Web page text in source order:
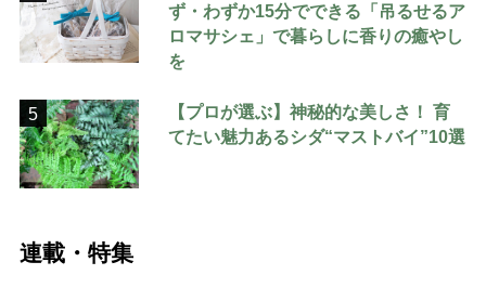
ず・わずか15分でできる「吊るせるア
ロマサシェ」で暮らしに香りの癒やし
を
5
【プロが選ぶ】神秘的な美しさ！ 育
てたい魅力あるシダ“マストバイ”10選
連載・特集